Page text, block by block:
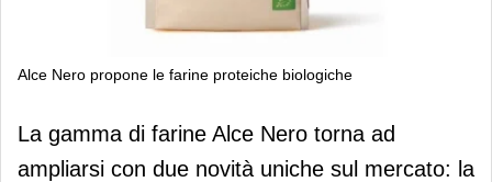
Alce Nero propone le farine proteiche biologiche
Alce Nero propone le farine proteiche
biologiche
La gamma di farine Alce Nero torna ad
ampliarsi con due novità uniche sul mercato: la